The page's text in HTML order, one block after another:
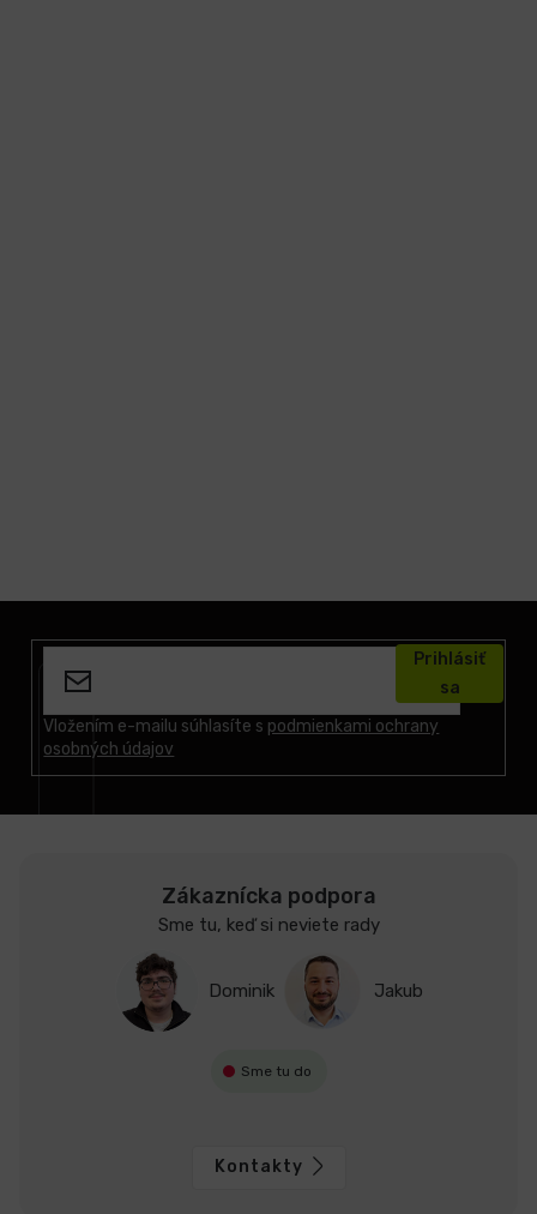
Vložením e-mailu súhlasíte s podmienkami ochrany
osobných údajov
Prihlásiť
sa
Zákaznícka podpora
Sme tu, keď si neviete rady
Dominik Jakub
Sme tu do
Kontakty